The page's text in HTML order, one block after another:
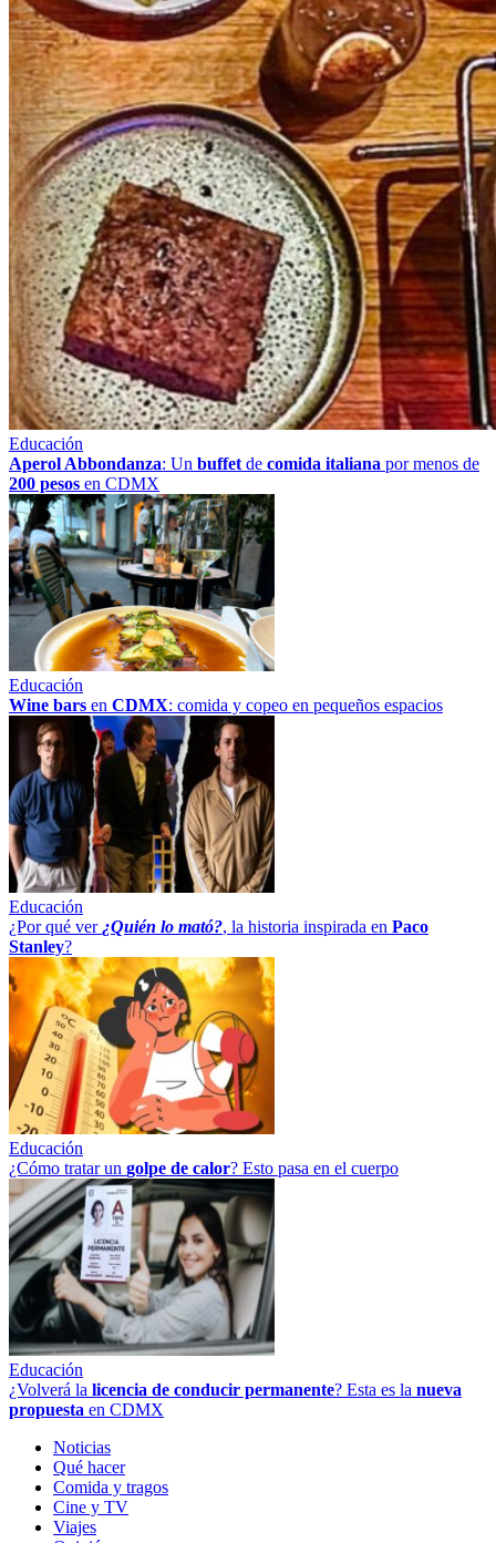
Educación
Aperol Abbondanza: Un buffet de comida italiana por menos de
200 pesos en CDMX
Educación
Wine bars en CDMX: comida y copeo en pequeños espacios
Educación
¿Por qué ver ¿Quién lo mató?, la historia inspirada en Paco
Stanley?
Educación
¿Cómo tratar un golpe de calor? Esto pasa en el cuerpo
Educación
¿Volverá la licencia de conducir permanente? Esta es la nueva
propuesta en CDMX
Noticias
Qué hacer
Comida y tragos
Cine y TV
Viajes